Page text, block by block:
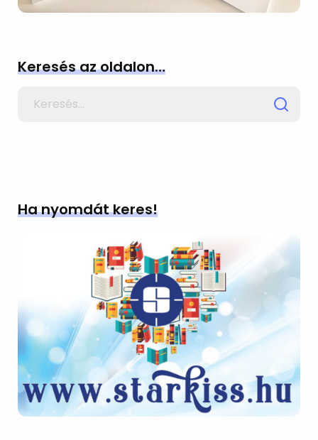
Keresés az oldalon…
Ha nyomdát keres!